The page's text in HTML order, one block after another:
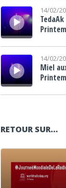
Lecteur audio
14/02/
Lecteur audio 14/02/
Miel
RETOUR SUR…
Lecteur audio